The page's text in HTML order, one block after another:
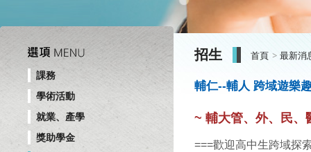
課務
學術活動
就業、產學
獎助學金
招生 首頁 最新消
輔仁--輔人 跨域遊樂
~ 輔大管、外、民、
===歡迎高中生跨域探